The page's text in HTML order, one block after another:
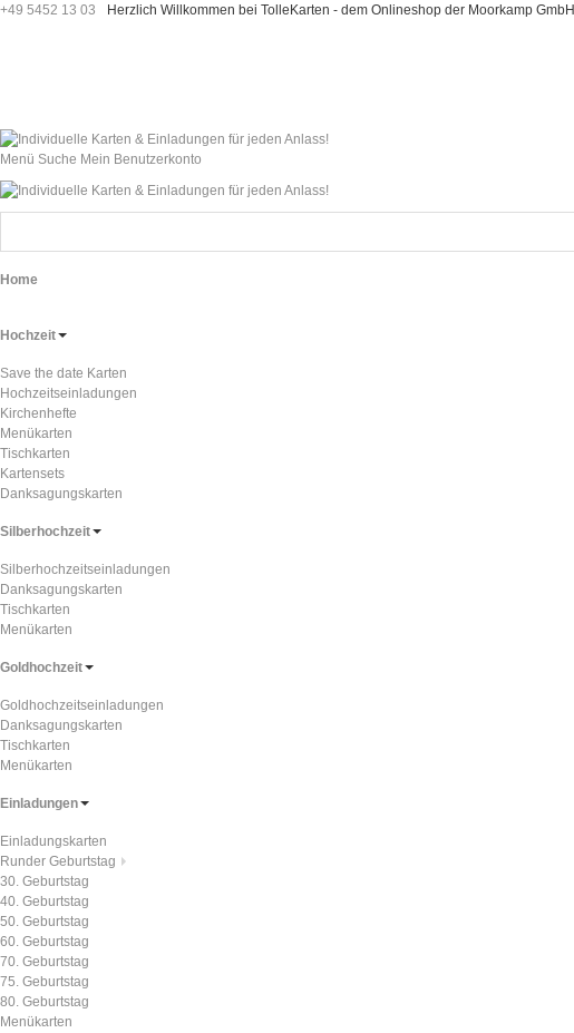
+49 5452 13 03 Herzlich Willkommen bei TolleKarten - dem Onlineshop der Moorkamp GmbH
Menü Suche Mein Benutzerkonto
Home
Hochzeit
Save the date Karten
Hochzeitseinladungen
Kirchenhefte
Menükarten
Tischkarten
Kartensets
Danksagungskarten
Silberhochzeit
Silberhochzeitseinladungen
Danksagungskarten
Tischkarten
Menükarten
Goldhochzeit
Goldhochzeitseinladungen
Danksagungskarten
Tischkarten
Menükarten
Einladungen
Einladungskarten
Runder Geburtstag
30. Geburtstag
40. Geburtstag
50. Geburtstag
60. Geburtstag
70. Geburtstag
75. Geburtstag
80. Geburtstag
Menükarten